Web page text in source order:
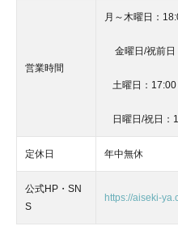
営業時間
月～木曜日：
金曜日/祝前
土曜日：
日曜日/祝日
定休日 年中無休
公式HP・SN
S
https://aiseki-